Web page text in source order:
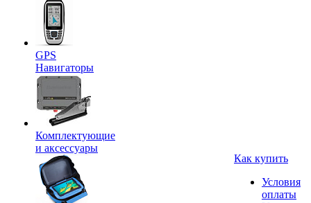
GPS
Навигаторы
Комплектующие
и аксессуары
Как купить
Условия
оплаты